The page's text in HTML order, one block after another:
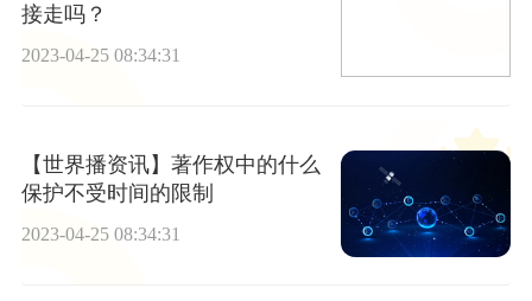
接走吗？
2023-04-25 08:34:31
【世界播资讯】著作权中的什么
保护不受时间的限制
2023-04-25 08:34:31